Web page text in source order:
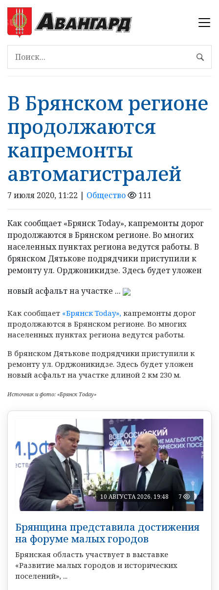
В Брянском регионе
продолжаются
капремонты
автомагистралей
7 июля 2020, 11:22 | Общество 111
Как сообщает «Брянск Today», капремонты дорог
продолжаются в Брянском регионе. Во многих
населенных пунктах региона ведутся работы. В
брянском Дятькове подрядчики приступили к
ремонту ул. Орджоникидзе. Здесь будет уложен
новый асфальт на участке ...
Как сообщает «Брянск Today», капремонты дорог
продолжаются в Брянском регионе. Во многих
населенных пунктах региона ведутся работы.
В брянском Дятькове подрядчики приступили к
ремонту ул. Орджоникидзе. Здесь будет уложен
новый асфальт на участке длиной 2 км 230 м.
Источник и фото: «Брянск Today»
10 АВГУСТА 2026, 19:48 7
Брянщина представила достижения
на форуме малых городов
Брянская область участвует в выставке
«Развитие малых городов и исторических
поселений», ...